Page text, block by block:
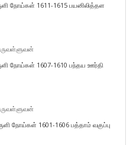
நோய்கள் 1611-1615 பயனிலித்தள
நோய்கள் 1607-1610 பந்தய ஊர்தி
நோய்கள் 1601-1606 பத்தாம் வகுப்பு